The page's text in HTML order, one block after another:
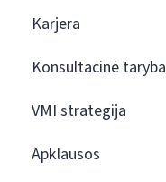
Karjera
Konsultacinė taryba
VMI strategija
Apklausos